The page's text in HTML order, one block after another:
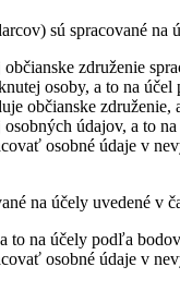
sú spracované
združenie
osoby, a to na
občianske
údajov, a to
osobné údaje v
na účely uvedené v
to na účely podľa
osobné údaje v